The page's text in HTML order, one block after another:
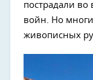
пострадали
войн. Но
живописных